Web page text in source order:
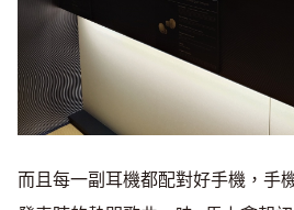
而且每一副耳機都配對好手機，手